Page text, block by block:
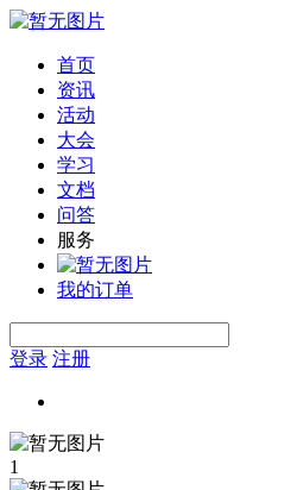
首页
资讯
活动
大会
学习
文档
问答
服务
我的订单
登录 注册
1